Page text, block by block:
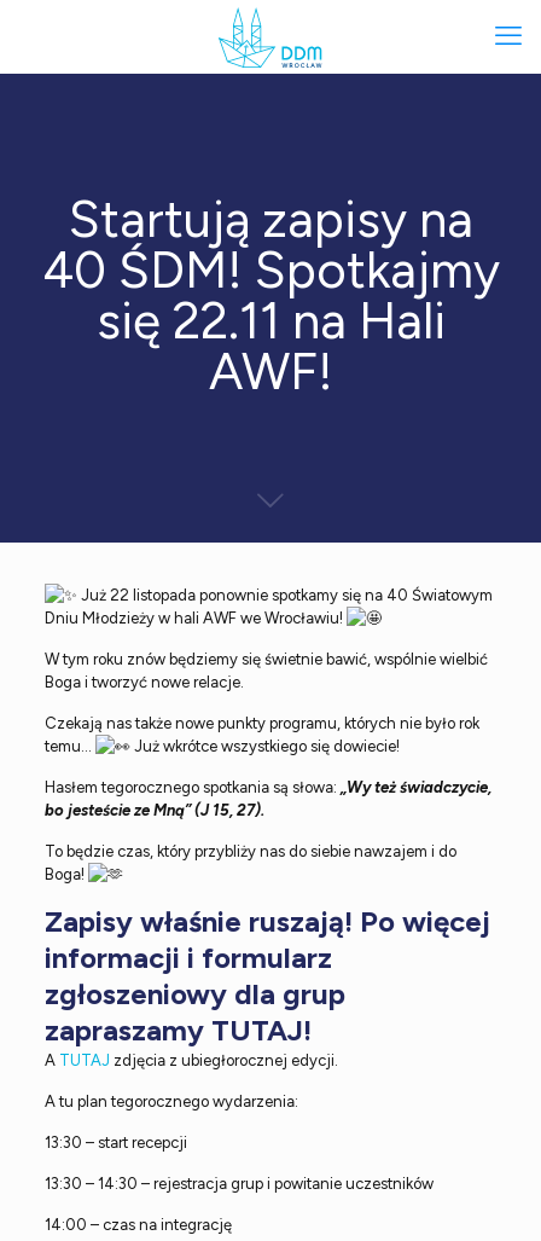
Startują zapisy na
40 ŚDM! Spotkajmy
się 22.11 na Hali
AWF!
Już 22 listopada ponownie spotkamy się na 40 Światowym
Dniu Młodzieży w hali AWF we Wrocławiu!
W tym roku znów będziemy się świetnie bawić, wspólnie wielbić
Boga i tworzyć nowe relacje.
Czekają nas także nowe punkty programu, których nie było rok
temu…
Już wkrótce wszystkiego się dowiecie!
Hasłem tegorocznego spotkania są słowa: „Wy też świadczycie,
bo jesteście ze Mną” (J 15, 27).
To będzie czas, który przybliży nas do siebie nawzajem i do
Boga!
Zapisy właśnie ruszają! Po więcej
informacji i formularz
zgłoszeniowy dla grup
zapraszamy TUTAJ!
A TUTAJ zdjęcia z ubiegłorocznej edycji.
A tu plan tegorocznego wydarzenia:
13:30 – start recepcji
13:30 – 14:30 – rejestracja grup i powitanie uczestników
14:00 – czas na integrację